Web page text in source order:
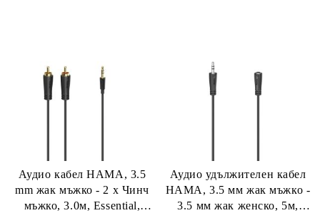
Аудио кабел HAMA, 3.5
mm жак мъжко - 2 x Чинч
мъжко, 3.0м, Essential,
Аудио удължителен кабел
HAMA, 3.5 мм жак мъжко -
3.5 мм жак женско, 5м,